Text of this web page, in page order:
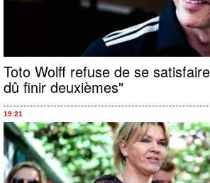
Toto Wolff refuse de se
dû finir deuxièmes"
19:21